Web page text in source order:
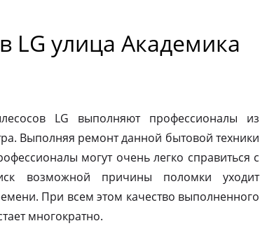
LG улица Академика
LG выполняют профессионалы из
Выполняя ремонт данной бытовой техники
могут очень легко справиться с
возможной причины поломки уходит
При всем этом качество выполненного
многократно.